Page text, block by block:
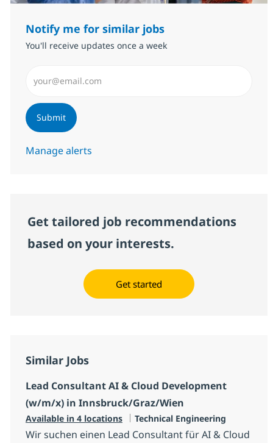
Notify me for similar jobs
You'll receive updates once a week
Submit
Manage alerts
Get tailored job recommendations
based on your interests.
Get started
Similar Jobs
Lead Consultant AI & Cloud Development
(w/m/x) in Innsbruck/Graz/Wien
Available in 4 locations Category
Technical Engineering
Wir suchen einen Lead Consultant für AI & Cloud